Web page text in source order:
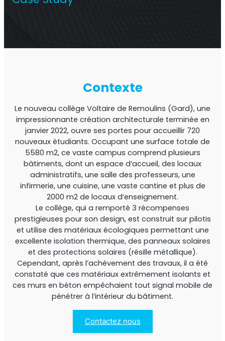
Répéteur OS6
Répéteur commercial à opérateur unique
StellaPlanner
Contexte
Le nouveau collège Voltaire de Remoulins (Gard), une
impressionnante création architecturale terminée en
janvier 2022, ouvre ses portes pour accueillir 720
nouveaux étudiants. Occupant une surface totale de
5580 m2, ce vaste campus comprend plusieurs
bâtiments, dont un espace d’accueil, des locaux
administratifs, une salle des professeurs, une
infirmerie, une cuisine, une vaste cantine et plus de
2000 m2 de locaux d’enseignement.
Le collège, qui a remporté 3 récompenses
prestigieuses pour son design, est construit sur pilotis
et utilise des matériaux écologiques permettant une
excellente isolation thermique, des panneaux solaires
et des protections solaires (résille métallique).
Cependant, après l’achèvement des travaux, il a été
constaté que ces matériaux extrêmement isolants et
ces murs en béton empêchaient tout signal mobile de
pénétrer à l’intérieur du bâtiment.
Contactez nous